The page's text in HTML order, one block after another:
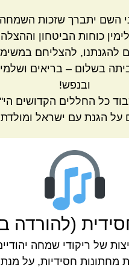
השם יתברך שזכות
כוחות הביטחון
להגנתנו, להצליחם
בשלום – בריאים
ובנפש!
כל החללים הקדושים
הגנת עם ישראל
(להורדה
של ריקודי שמחה
מחתונות חסידיות, על